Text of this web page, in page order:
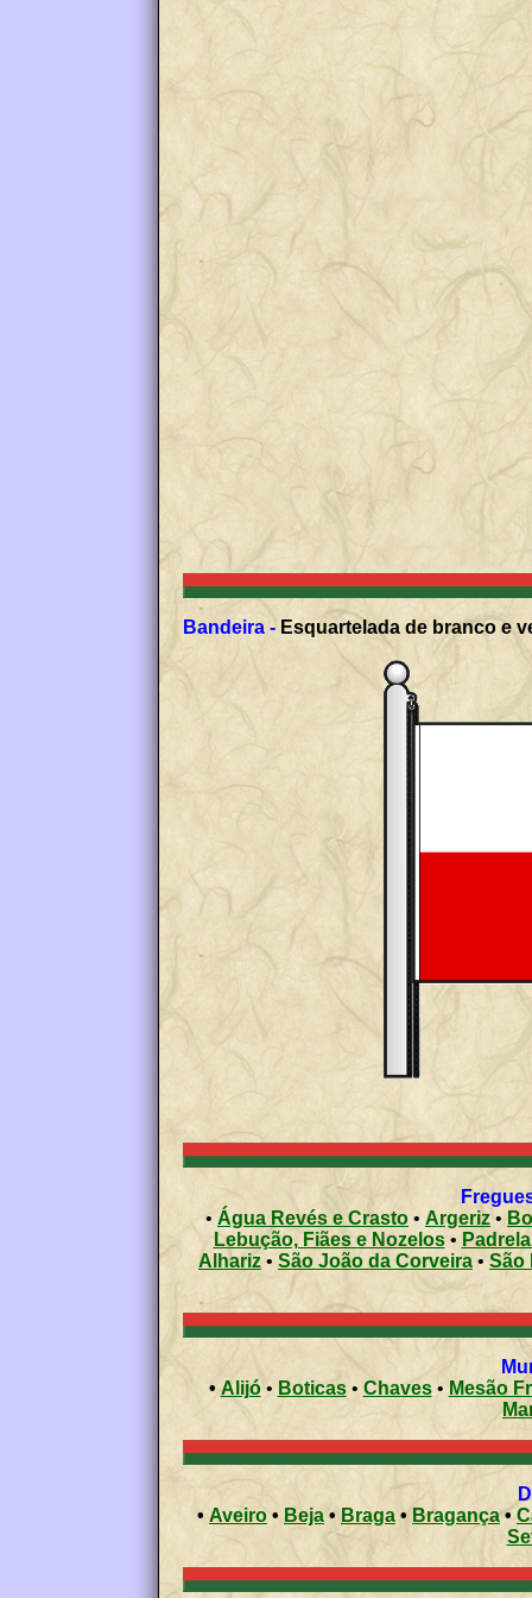
Bandeira - Esquartelada de branco e
• Água Revés e Crasto • Argeriz •
Lebução, Fiães e Nozelos•
Alhariz • São João da Corveira • São
• Alijó• Boticas• Chaves•Mesão
• Aveiro • Beja • Braga •Bragança•